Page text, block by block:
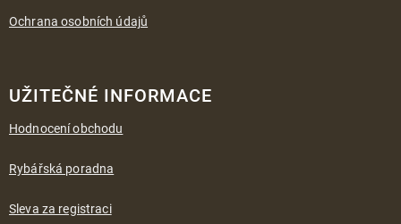
Ochrana osobních údajů
UŽITEČNÉ INFORMACE
Hodnocení obchodu
Rybářská poradna
Sleva za registraci